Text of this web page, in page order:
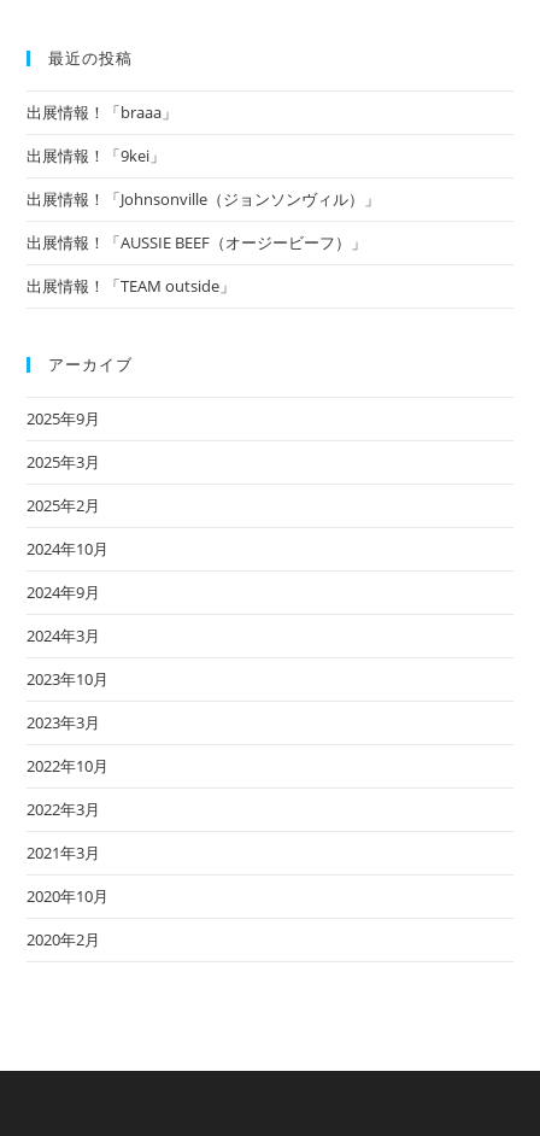
最近の投稿
出展情報！「braaa」
出展情報！「9kei」
出展情報！「Johnsonville（ジョンソンヴィル）」
出展情報！「AUSSIE BEEF（オージービーフ）」
出展情報！「TEAM outside」
アーカイブ
2025年9月
2025年3月
2025年2月
2024年10月
2024年9月
2024年3月
2023年10月
2023年3月
2022年10月
2022年3月
2021年3月
2020年10月
2020年2月